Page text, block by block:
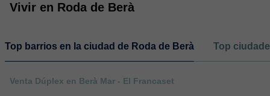
Vivir en Roda de Berà
Top barrios en la ciudad de Roda de Berà Top
Venta Dúplex en Berà Mar - El Francaset